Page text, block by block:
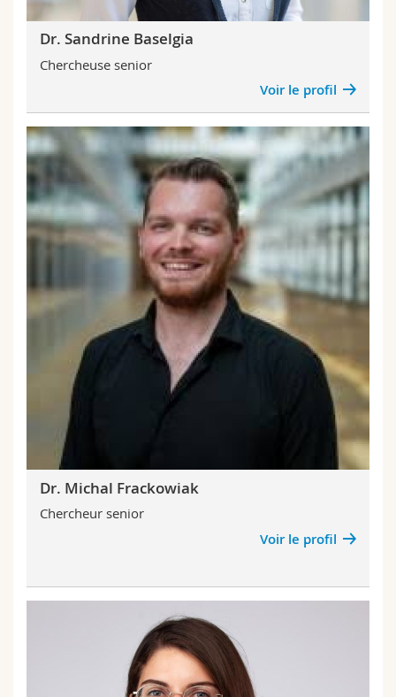
Dr. Sandrine Baselgia
Chercheuse senior
Voir le profil
Dr. Michal Frackowiak
Chercheur senior
Voir le profil